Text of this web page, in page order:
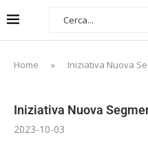
Home » Iniziativa Nuova
Iniziativa Nuova
2023-10-03